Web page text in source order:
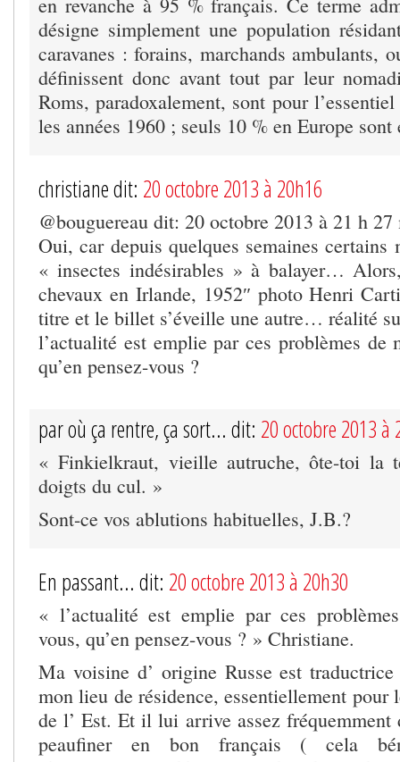
désigne simplement une population
caravanes : forains, marchands ambulants,
définissent donc avant tout par leur
Roms, paradoxalement, sont pour
les années 1960 ; seuls 10 % en Europe
christiane dit: 20 octobre 2013 à 20h16
@bouguereau dit: 20 octobre 2013 à 21 h
Oui, car depuis quelques semaines certains
« insectes indésirables » à balayer…
chevaux en Irlande, 1952″ photo Henri
titre et le billet s’éveille une autre… réalité
l’actualité est emplie par ces problèmes de
qu’en pensez-vous ?
par où ça rentre, ça sort... dit: 20 octobre 2013 à
« Finkielkraut, vieille autruche, ôte-toi la
doigts du cul. »
Sont-ce vos ablutions habituelles, J.B.?
En passant... dit: 20 octobre 2013 à 20h30
« l’actualité est emplie par ces
vous, qu’en pensez-vous ? » Christiane.
Ma voisine d’ origine Russe est
mon lieu de résidence, essentiellement pour
de l’ Est. Et il lui arrive assez fréquemment
peaufiner en bon français ( cela